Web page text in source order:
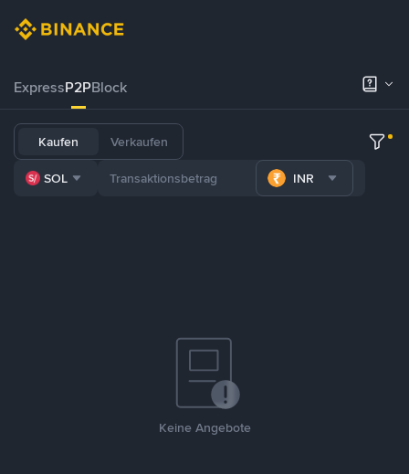
ExpressP2PBlock
Kaufen Verkaufen
SOL INR
Keine Angebote